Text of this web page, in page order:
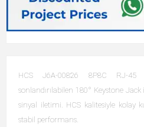
HCS J6A-00826 8P8C RJ-
sonlandırılabilen 180° Keystone
sinyal iletimi. HCS kalitesiyle kolay
stabil performans.